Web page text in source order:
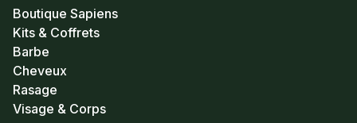
Boutique Sapiens
Kits & Coffrets
Barbe
Cheveux
Rasage
Visage & Corps